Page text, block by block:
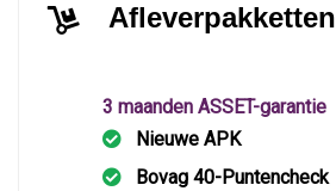
Afleverpakketten
3 maanden ASSET-garantie
Nieuwe APK
Bovag 40-Puntencheck